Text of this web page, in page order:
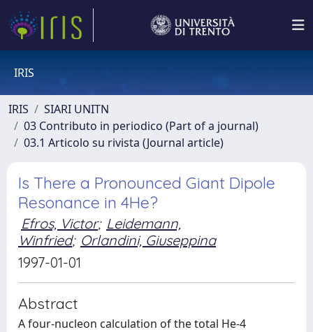
IRIS
IRIS
SIARI UNITN
03 Contributo in periodico (Part of a journal)
03.1 Articolo su rivista (Journal article)
Is There a Pronounced Giant Dipole
Resonance in 4He?
Efros, Victor; Leidemann,
Winfried; Orlandini, Giuseppina
1997-01-01
Abstract
A four-nucleon calculation of the total He-4